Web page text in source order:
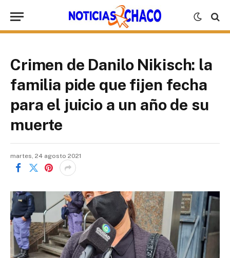
Crimen de Danilo Nikisch: la
familia pide que fijen fecha
para el juicio a un año de su
muerte
martes, 24 agosto 2021